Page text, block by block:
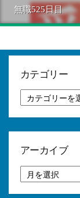
無職525日目
カテゴリー
テ
ゴ
アーカイブ
ー
カ